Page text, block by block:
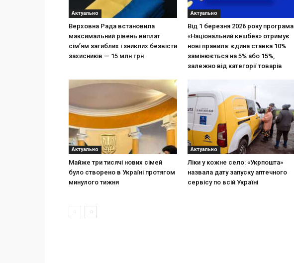
Актуально
Верховна Рада встановила
максимальний рівень виплат
сім’ям загиблих і зниклих безвісти
захисників — 15 млн грн
Актуально
Від 1 березня 2026 року програма
«Національний кешбек» отримує
нові правила: єдина ставка 10%
замінюється на 5% або 15%,
залежно від категорії товарів
Актуально
Майже три тисячі нових сімей
було створено в Україні протягом
минулого тижня
Актуально
Ліки у кожне село: «Укрпошта»
назвала дату запуску аптечного
сервісу по всій Україні